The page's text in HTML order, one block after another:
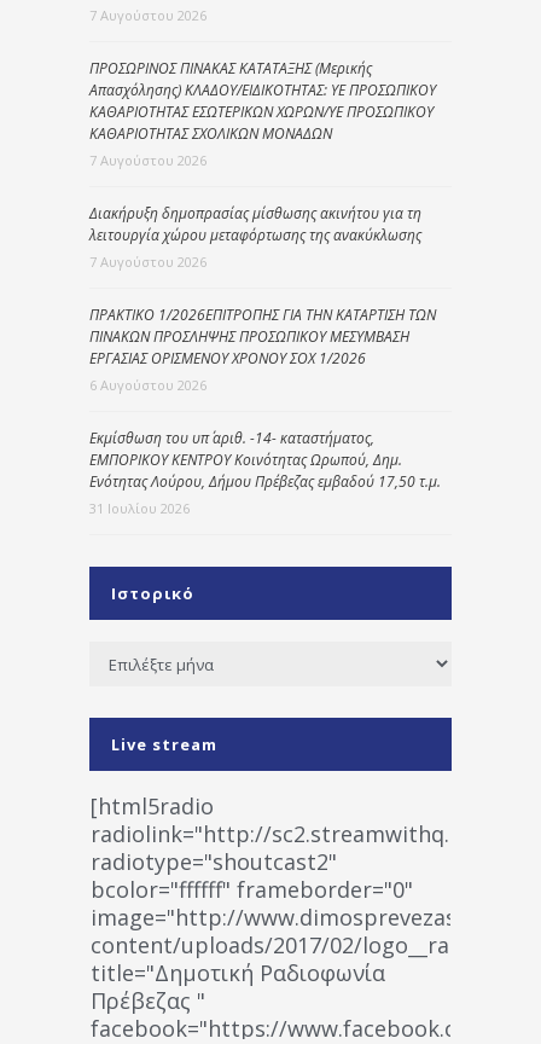
7 Αυγούστου 2026
ΠΡΟΣΩΡΙΝΟΣ ΠΙΝΑΚΑΣ ΚΑΤΑΤΑΞΗΣ (Μερικής
Απασχόλησης) ΚΛΑΔΟΥ/ΕΙΔΙΚΟΤΗΤΑΣ: ΥΕ ΠΡΟΣΩΠΙΚΟΥ
ΚΑΘΑΡΙΟΤΗΤΑΣ ΕΣΩΤΕΡΙΚΩΝ ΧΩΡΩΝ/ΥΕ ΠΡΟΣΩΠΙΚΟΥ
ΚΑΘΑΡΙΟΤΗΤΑΣ ΣΧΟΛΙΚΩΝ ΜΟΝΑΔΩΝ
7 Αυγούστου 2026
Διακήρυξη δημοπρασίας μίσθωσης ακινήτου για τη
λειτουργία χώρου μεταφόρτωσης της ανακύκλωσης
7 Αυγούστου 2026
ΠΡΑΚΤΙΚΟ 1/2026ΕΠΙΤΡΟΠΗΣ ΓΙΑ ΤΗΝ ΚΑΤΑΡΤΙΣΗ ΤΩΝ
ΠΙΝΑΚΩΝ ΠΡΟΣΛΗΨΗΣ ΠΡΟΣΩΠΙΚΟΥ ΜΕΣΥΜΒΑΣΗ
ΕΡΓΑΣΙΑΣ ΟΡΙΣΜΕΝΟΥ ΧΡΟΝΟΥ ΣΟΧ 1/2026
6 Αυγούστου 2026
Εκμίσθωση του υπ΄ αριθ. -14- καταστήματος,
ΕΜΠΟΡΙΚΟΥ ΚΕΝΤΡΟΥ Κοινότητας Ωρωπού, Δημ.
Ενότητας Λούρου, Δήμου Πρέβεζας εμβαδού 17,50 τ.μ.
31 Ιουλίου 2026
Ιστορικό
Ιστορικό
Live stream
[html5radio
radiolink="http://
radiotype="shoutcast2"
bcolor="ffffff" frameborder="0"
image="http://www.dimosprevezas.gr/wp-
content/uploads/2017/02/
title="Δημοτική Ραδιοφωνία
Πρέβεζας "
facebook="https://www.facebook.com/